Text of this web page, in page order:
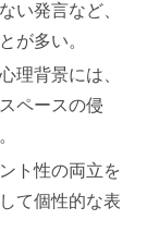
い発言など、
が多い。
理背景には、
ペースの侵
ト性の両立を
て個性的な表